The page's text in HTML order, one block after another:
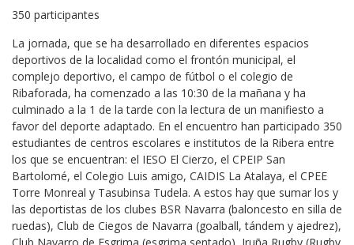
350 participantes
La jornada, que se ha desarrollado en diferentes espacios
deportivos de la localidad como el frontón municipal, el
complejo deportivo, el campo de fútbol o el colegio de
Ribaforada, ha comenzado a las 10:30 de la mañana y ha
culminado a la 1 de la tarde con la lectura de un manifiesto a
favor del deporte adaptado. En el encuentro han participado 350
estudiantes de centros escolares e institutos de la Ribera entre
los que se encuentran: el IESO El Cierzo, el CPEIP San
Bartolomé, el Colegio Luis amigo, CAIDIS La Atalaya, el CPEE
Torre Monreal y Tasubinsa Tudela. A estos hay que sumar los y
las deportistas de los clubes BSR Navarra (baloncesto en silla de
ruedas), Club de Ciegos de Navarra (goalball, tándem y ajedrez),